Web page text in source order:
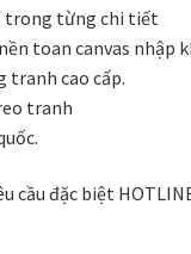
theo phong cách
Giao NhậnVIDEO
trong từng chi tiết
toan canvas nhập
tranh cao cấp.
tranh
đặc biệt